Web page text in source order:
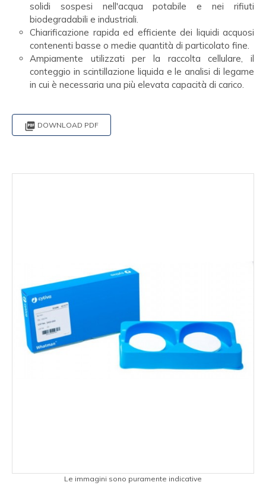
solidi sospesi nell'acqua potabile e nei rifiuti
biodegradabili e industriali.
Chiarificazione rapida ed efficiente dei liquidi acquosi
contenenti basse o medie quantità di particolato fine.
Ampiamente utilizzati per la raccolta cellulare, il
conteggio in scintillazione liquida e le analisi di legame
in cui è necessaria una più elevata capacità di carico.
 DOWNLOAD PDF
Le immagini sono puramente indicative